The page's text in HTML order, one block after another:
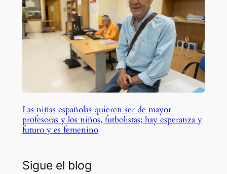
Las niñas españolas quieren ser de mayor
profesoras y los niños, futbolistas; hay esperanza y
futuro y es femenino
Sigue el blog